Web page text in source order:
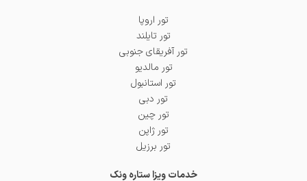
تور اروپا
تور تایلند
تور آفریقای جنوبی
تور مالدیو
تور استانبول
تور دبی
تور چین
تور ژاپن
تور برزیل
خدمات ویزا ستاره ونک